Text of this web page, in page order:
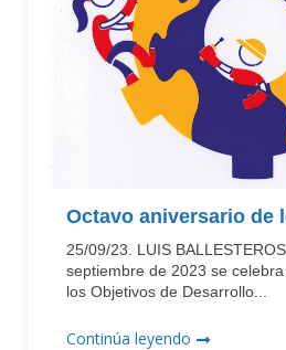
Octavo aniversario de
25/09/23. LUIS
septiembre de 2023 se
los Objetivos de Desarrollo...
Continúa leyendo